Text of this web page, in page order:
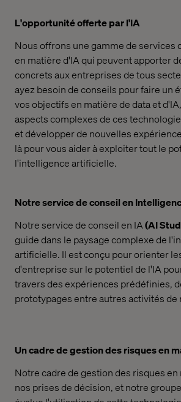
L'opportunité offerte par l'IA
Nous offrons une gamme de services
en matière d'IA qui peuvent apporter
concrets aux entreprises de tous
ayez besoin de conseils pour faire un
vos objectifs en matière de data et
aspects complexes de ces
et développer de nouvelles
là pour vous aider à exploiter tout le
l'intelligence artificielle.
Notre service de conseil en
Notre service de conseil en IA(AI
guide dans le paysage complexe de
artificielle. Il est conçu pour orienter
d'entreprise sur le potentiel de l'IA
travers des expériences prédéfinies,
prototypages entre autres activités de
Un cadre de gestion des risques en
Notre cadre de gestion des risques
nos prises de décision, et notre